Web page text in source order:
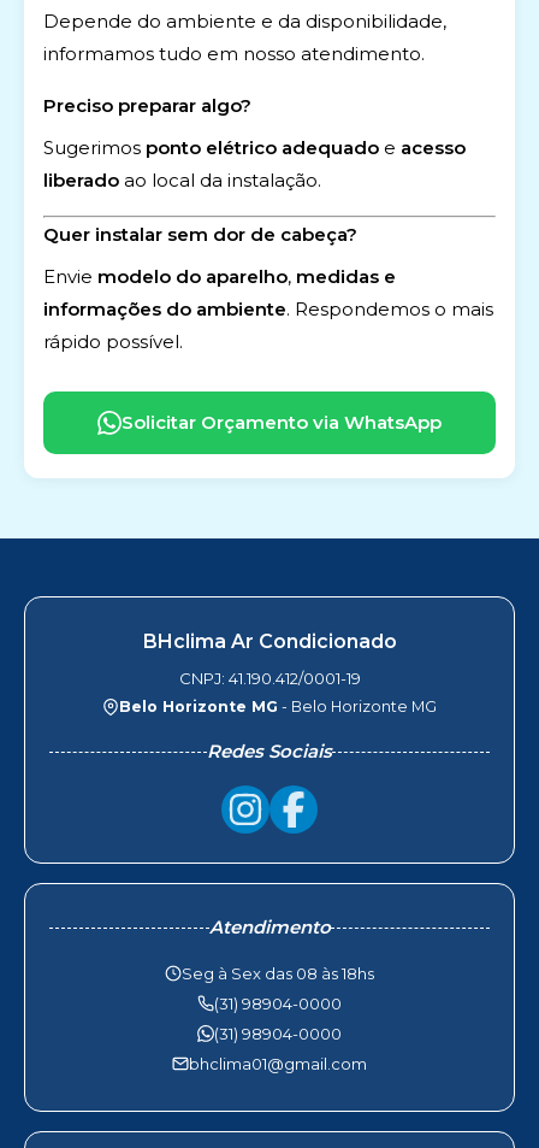
Depende do ambiente e da disponibilidade,
informamos tudo em nosso atendimento.
Preciso preparar algo?
Sugerimos ponto elétrico adequado e acesso
liberado ao local da instalação.
Quer instalar sem dor de cabeça?
Envie modelo do aparelho, medidas e
informações do ambiente. Respondemos o mais
rápido possível.
Solicitar Orçamento via WhatsApp
BHclima Ar Condicionado
CNPJ: 41.190.412/0001-19
Belo Horizonte MG - Belo Horizonte MG
Redes Sociais
Atendimento
Seg à Sex das 08 às 18hs
(31) 98904-0000
(31) 98904-0000
bhclima01@gmail.com